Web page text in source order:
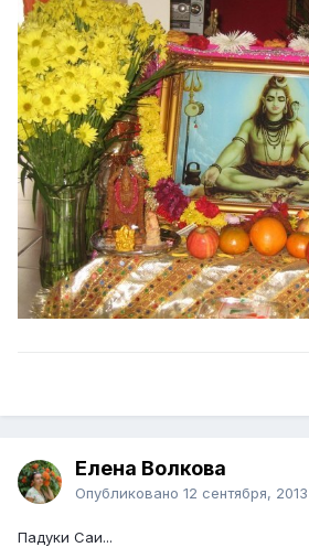
Елена Волкова
Опубликовано 12 сентября, 2013
Падуки Саи...